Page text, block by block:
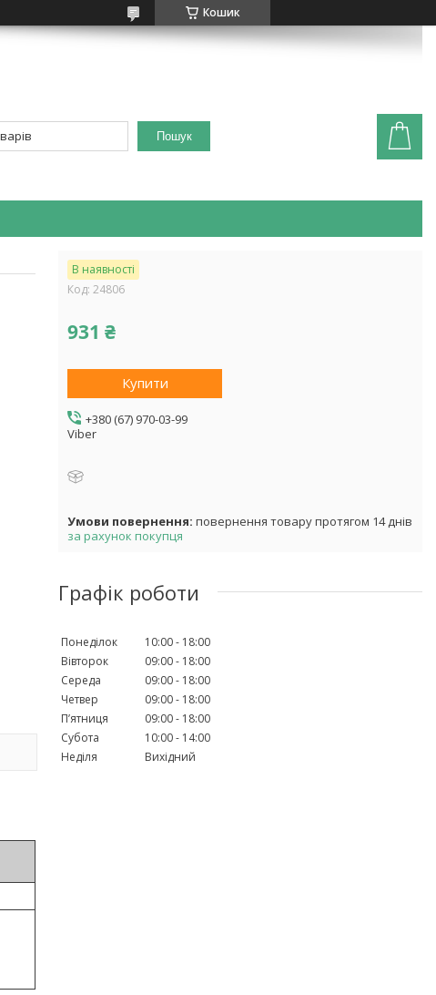
Кошик
Пошук
В наявності
Код: 24806
931 ₴
Купити
+380 (67) 970-03-99
Viber
повернення товару протягом 14 днів
за рахунок покупця
Графік роботи
Понеділок 10:00
18:00
Вівторок
09:00
18:00
Середа
09:00
18:00
Четвер
09:00
18:00
Пʼятниця
09:00
18:00
Субота
10:00
14:00
Неділя
Вихідний